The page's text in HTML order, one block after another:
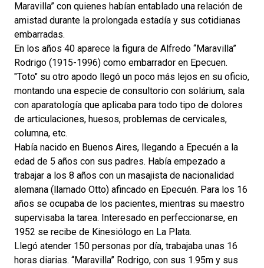
Maravilla” con quienes habían entablado una relación de
amistad durante la prolongada estadía y sus cotidianas
embarradas.
En los años 40 aparece la figura de Alfredo “Maravilla”
Rodrigo (1915-1996) como embarrador en Epecuen.
"Toto" su otro apodo llegó un poco más lejos en su oficio,
montando una especie de consultorio con solárium, sala
con aparatología que aplicaba para todo tipo de dolores
de articulaciones, huesos, problemas de cervicales,
columna, etc.
Había nacido en Buenos Aires, llegando a Epecuén a la
edad de 5 años con sus padres. Había empezado a
trabajar a los 8 años con un masajista de nacionalidad
alemana (llamado Otto) afincado en Epecuén. Para los 16
años se ocupaba de los pacientes, mientras su maestro
supervisaba la tarea. Interesado en perfeccionarse, en
1952 se recibe de Kinesiólogo en La Plata.
Llegó atender 150 personas por día, trabajaba unas 16
horas diarias. “Maravilla” Rodrigo, con sus 1.95m y sus